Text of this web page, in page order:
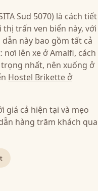
Sud 5070) là cách tiết
trấn ven biển này, với
này bao gồm tất cả
lên xe ở Amalfi, cách
nhất, nên xuống ở
Hostel Brikette ở
giá cả hiện tại và mẹo
hàng trăm khách qua